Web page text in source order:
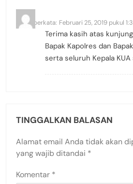
Mijo berkata: Februari 25, 2019 pukul
Terima kasih atas
Bapak Kapolres dan
serta seluruh Kepala
TINGGALKAN BALASAN
Alamat email Anda tidak akan
yang wajib ditandai *
Komentar *